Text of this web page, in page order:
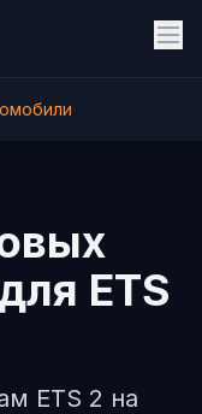
ETS
ETS 2 на